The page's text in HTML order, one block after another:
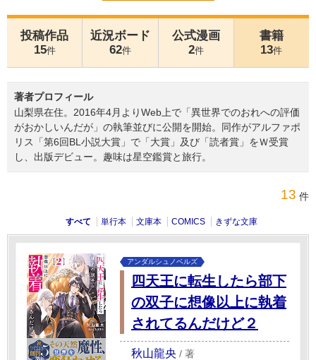
投稿作品
15件
近況ボード
62件
公式漫画
2件
書籍
13件
著者プロフィール
山梨県在住。2016年4月よりWeb上で「異世界でのおれへの評価
がおかしいんだが」の執筆並びに公開を開始。同作がアルファポ
リス「第6回BL小説大賞」で「大賞」及び「読者賞」をＷ受賞
し、出版デビュー。趣味は星空鑑賞と旅行。
13 件
すべて 単行本 文庫本 COMICS きずな文庫
アンダルシュノベルズ
四天王に転生したら部下
の双子に想像以上に執着
されてるんだけど２
秋山龍央 / 著